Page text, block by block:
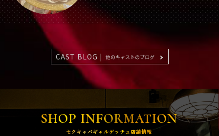
CAST BLOG | 他のキャストのブログ
SHOP INFORMATION
セクキャバギャルゲッチュ店舗情報